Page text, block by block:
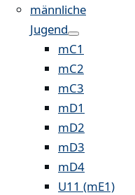
männliche
Jugend
mC1
mC2
mC3
mD1
mD2
mD3
mD4
U11 (mE1)